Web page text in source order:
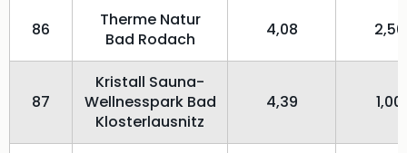
86
Therme Natur
Bad Rodach
4,08 2,50
87
Kristall Sauna-
Wellnesspark Bad
Klosterlausnitz
4,39 1,00